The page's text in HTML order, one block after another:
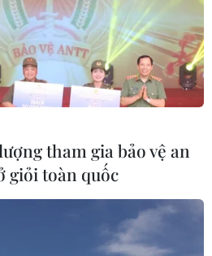
để thua đậm Đội tuyển
bin Hamad.
tham gia bảo vệ an
giỏi toàn quốc